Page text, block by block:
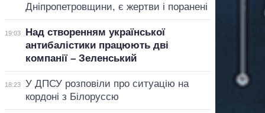
Дніпропетровщини, є жертви і поранені
19:03
Над створенням української
антибалістики працюють дві
компанії – Зеленський
18:23
У ДПСУ розповіли про ситуацію на
кордоні з Білоруссю